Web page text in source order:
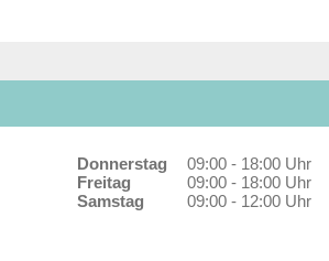
Donnerstag
09:00 - 18:00 Uhr
Freitag
09:00 - 18:00 Uhr
Samstag
09:00 - 12:00 Uhr